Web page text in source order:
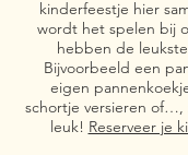
kinderfeestje hier
wordt het spelen bij
hebben de
Bijvoorbeeld een
eigen
schortje versieren of…,
leuk! Reserveer je